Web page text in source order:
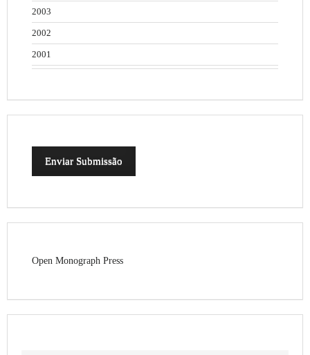
2003
2002
2001
Enviar Submissão
Open Monograph Press